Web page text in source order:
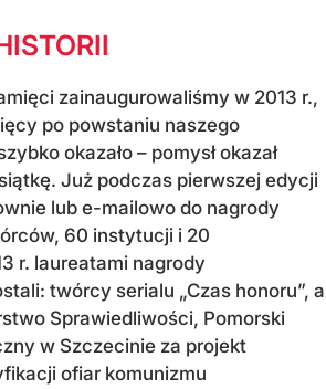
zainaugurowaliśmy w 2013 r.,
po powstaniu naszego
okazało – pomysł okazał
Już podczas pierwszej edycji
lub e-mailowo do nagrody
60 instytucji i 20
r. laureatami nagrody
twórcy serialu „Czas honoru”, a
Sprawiedliwości, Pomorski
w Szczecinie za projekt
ofiar komunizmu